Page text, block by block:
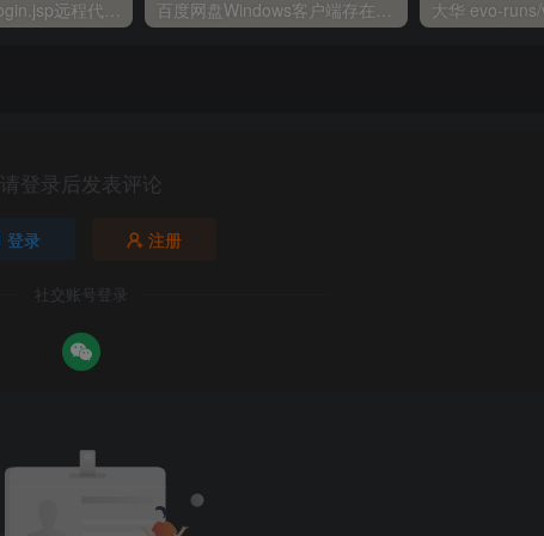
请登录后发表评论
登录 注册
社交账号登录